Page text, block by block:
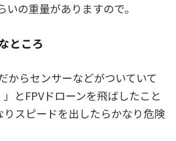
いの重量がありますので。
ところ
からセンサーなどがついていて
とFPVドローンを飛ばしたこと
スピードを出したらかなり危険